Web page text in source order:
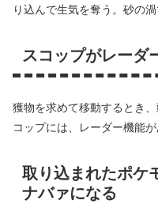
り込んで生気を奪う。砂の
スコップがレーダ
獲物を求めて移動するとき
コップには、レーダー機能
取り込まれたポケ
ナバァになる